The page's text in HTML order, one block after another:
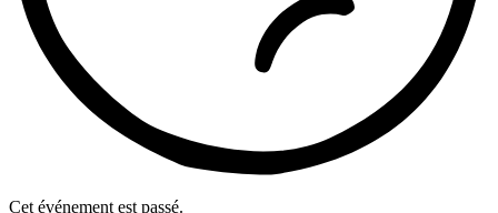
Cet événement est passé.